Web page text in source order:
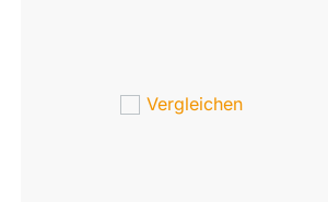
Vergleichen